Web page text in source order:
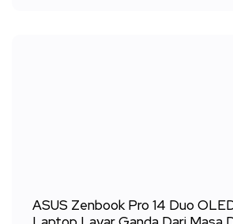
ASUS Zenbook Pro 14 Duo